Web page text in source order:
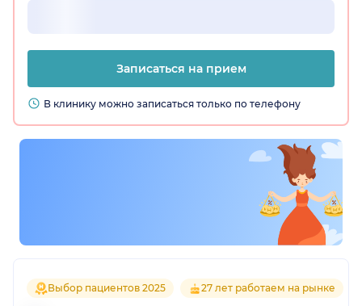
Записаться на прием
В клинику можно записаться только по телефону
Выбор пациентов 2025 27 лет работаем на рынке